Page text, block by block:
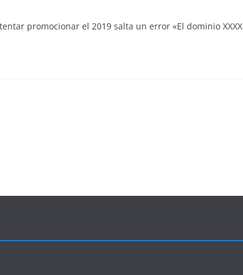
promocionar el 2019 salta un error «El dominio XXXX